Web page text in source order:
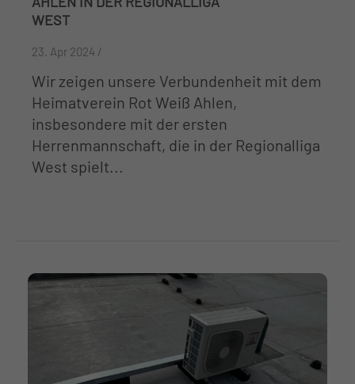
EST
23. Apr 2024 /
Wir zeigen unsere Verbundenheit mit dem
Heimatverein Rot Weiß Ahlen,
insbesondere mit der ersten
Herrenmannschaft, die in der Regionalliga
West spielt...